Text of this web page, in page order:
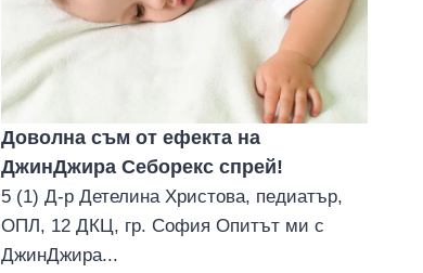
Доволна съм от ефекта на
ДжинДжира Себорекс спрей!
5 (1) Д-р Детелина Христова, педиатър,
ОПЛ, 12 ДКЦ, гр. София Опитът ми с
ДжинДжира...